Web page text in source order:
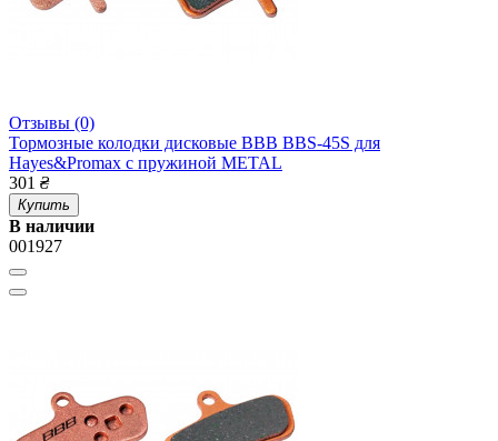
Отзывы (0)
Тормозные колодки дисковые BBB BBS-45S для
Hayes&Promax с пружиной METAL
301 ₴
Купить
В наличии
001927